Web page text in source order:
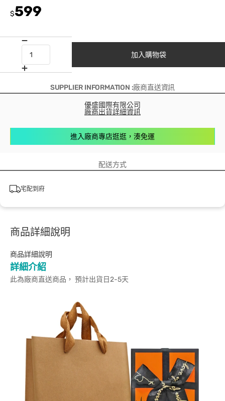
$599
加入購物袋
SUPPLIER INFORMATION :廠商直送資訊
優盛國際有限公司
廠商出貨詳細資訊
進入廠商專店逛逛，湊免運
配送方式
宅配到府
商品詳細說明
商品詳細說明
詳細介紹
此為廠商直送商品， 預計出貨日2-5天